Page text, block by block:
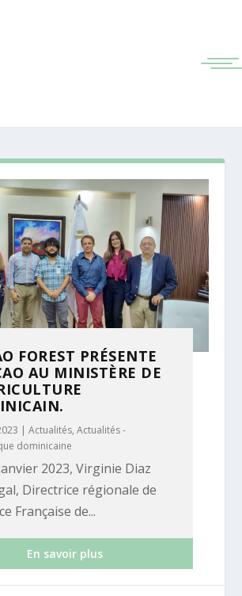
FOREST PRÉSENTE
AU MINISTÈRE DE
|Actualités,Actualités -
dominicaine
2023, Virginie Diaz
Directrice régionale de
Française de...
En savoir plus